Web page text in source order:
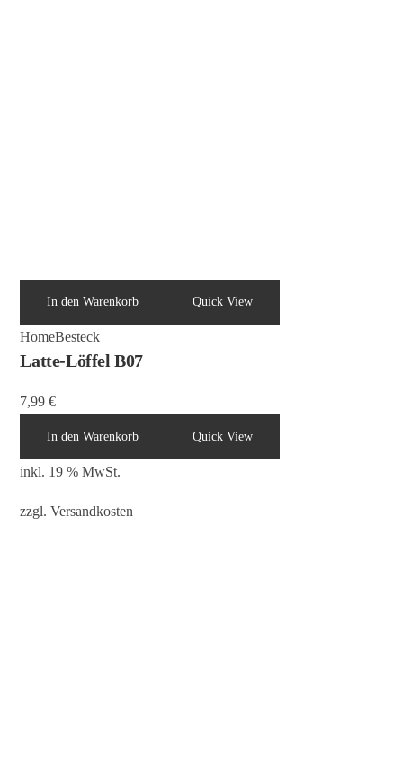
In den Warenkorb Quick View
HomeBesteck
Latte-Löffel B07
7,99€
In den Warenkorb Quick View
inkl. 19 % MwSt.
zzgl.Versandkosten